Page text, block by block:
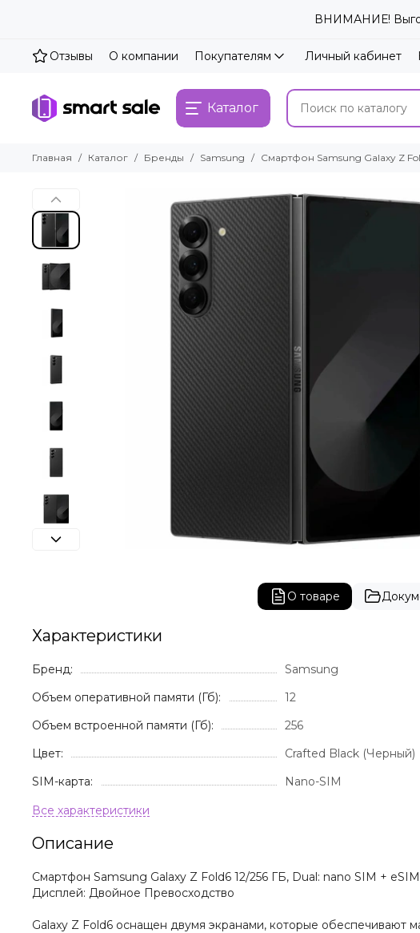
ВНИМАНИЕ!
Отзывы О компании Покупателям Личный кабинет
Каталог
Главная Каталог Бренды Samsung Смартфон Samsung Galaxy Z
О товаре
Характеристики
Бренд:
Samsung
Объем оперативной памяти (Гб):
12
Объем встроенной памяти (Гб):
256
Цвет:
Crafted Black (Черный)
SIM-карта:
Nano-SIM
Описание
Смартфон Samsung Galaxy Z Fold6 12/256 ГБ, Dual: nano SIM +
Дисплей: Двойное Превосходство
Galaxy Z Fold6 оснащен двумя экранами, которые обеспечивают